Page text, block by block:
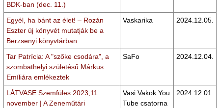
BDK-ban (dec. 11.)
Egyél, ha bánt az élet! – Rozán
Eszter új könyvét mutatják be a
Berzsenyi könyvtárban
Vaskarika 2024.12.05.
Tar Patrícia: A "szőke csodára", a
szombathelyi születésű Márkus
Emíliára emlékeztek
SaFo 2024.12.04.
LÁTVASE Szemfüles 2023,11
november | A Zeneműtári
Vasi Vakok You
Tube csatorna
2024.12.01.